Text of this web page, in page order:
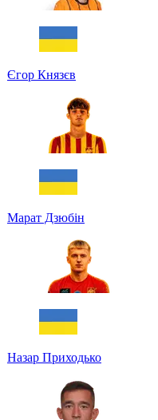
Єгор Князєв
Марат Дзюбін
Назар Приходько